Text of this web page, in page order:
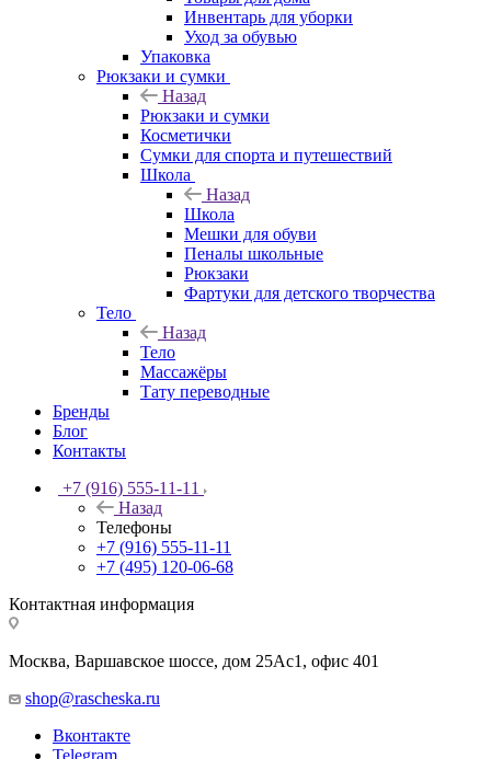
Инвентарь для уборки
Уход за обувью
Упаковка
Рюкзаки и сумки
Назад
Рюкзаки и сумки
Косметички
Сумки для спорта и путешествий
Школа
Назад
Школа
Мешки для обуви
Пеналы школьные
Рюкзаки
Фартуки для детского творчества
Тело
Назад
Тело
Массажёры
Тату переводные
Бренды
Блог
Контакты
+7 (916) 555-11-11
Назад
Телефоны
+7 (916) 555-11-11
+7 (495) 120-06-68
Контактная информация
Москва, Варшавское шоссе, дом 25Аc1, офис 401
shop@rascheska.ru
Вконтакте
Telegram